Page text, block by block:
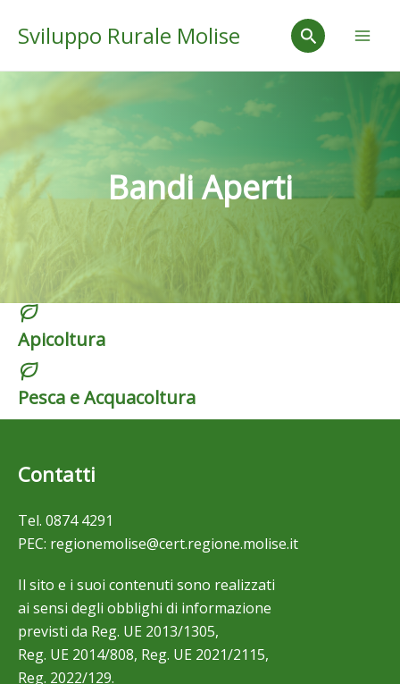
Sviluppo Rurale Molise
Cerca
Bandi Aperti
Apicoltura
Pesca e Acquacoltura
Contatti
Tel. 0874 4291
PEC: regionemolise@cert.regione.molise.it
Il sito e i suoi contenuti sono realizzati
ai sensi degli obblighi di informazione
previsti da Reg. UE 2013/1305,
Reg. UE 2014/808, Reg. UE 2021/2115,
Reg. 2022/129.